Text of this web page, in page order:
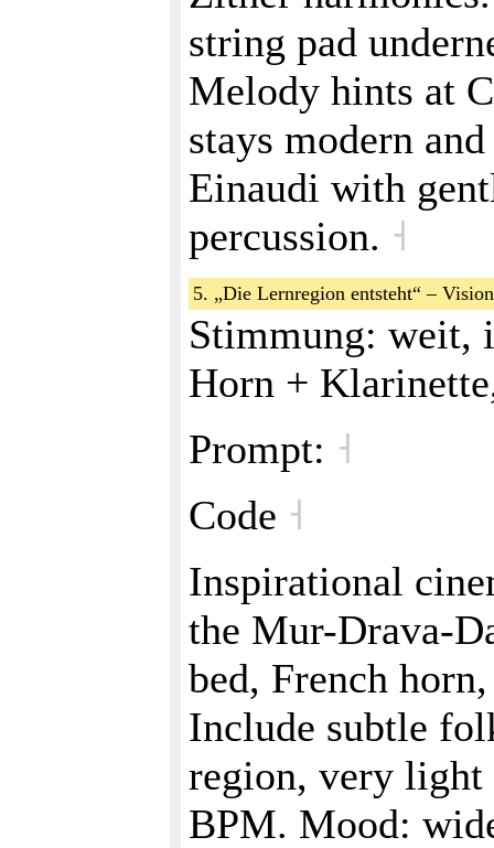
string pad
Melody hints at
stays modern
Einaudi with
percussion. ˧
5. „Die Lernregion entsteht“ –
Stimmung: weit,
Horn +
Prompt: ˧
Code ˧
Inspirational
the Mur-Drava-
bed, French
Include subtle
region, very light
BPM. Mood: